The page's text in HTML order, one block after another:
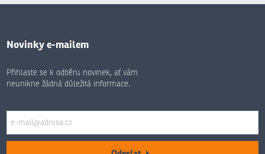
Novinky e-mailem
Přihlaste se k odběru novinek, ať vám
neunikne žádná důležitá informace.